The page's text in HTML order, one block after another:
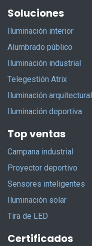
Soluciones
Iluminación interior
Alumbrado público
Iluminación industrial
Telegestión Atrix
Iluminación arquitectural
Iluminación deportiva
Top ventas
Campana industrial
Proyector deportivo
Sensores inteligentes
Iluminación solar
Tira de LED
Certificados